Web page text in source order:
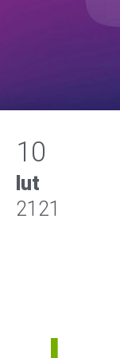
10
lut
2121